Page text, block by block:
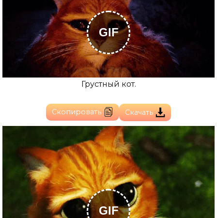
GIF
Грустный кот.
Скопировать Скачать
GIF